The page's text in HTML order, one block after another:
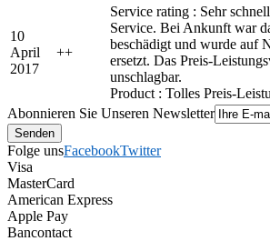
10
April
2017
++
Service rating : Sehr
Service. Bei Ankunft war
beschädigt und wurde auf
ersetzt. Das Preis-
unschlagbar.
Product : Tolles Preis-
Abonnieren Sie Unseren Newsletter
Folge unsFacebookTwitter
Visa
MasterCard
American Express
Apple Pay
Bancontact